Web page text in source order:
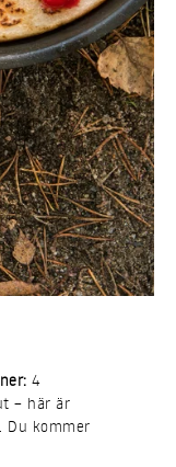
4
– här är
Du kommer